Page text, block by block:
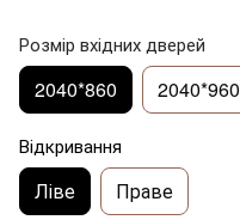
Розмір вхідних дверей
2040*860 2040*960
Відкривання
Ліве Праве